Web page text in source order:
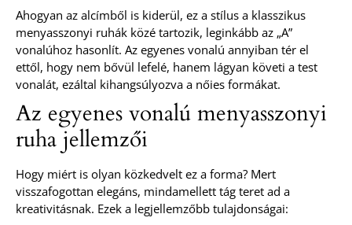
Ahogyan az alcímből is kiderül, ez a stílus a klasszikus
menyasszonyi ruhák közé tartozik, leginkább az „A”
vonalúhoz hasonlít. Az egyenes vonalú annyiban tér el
ettől, hogy nem bővül lefelé, hanem lágyan követi a test
vonalát, ezáltal kihangsúlyozva a nőies formákat.
Az egyenes vonalú menyasszonyi
ruha jellemzői
Hogy miért is olyan közkedvelt ez a forma? Mert
visszafogottan elegáns, mindamellett tág teret ad a
kreativitásnak. Ezek a legjellemzőbb tulajdonságai: